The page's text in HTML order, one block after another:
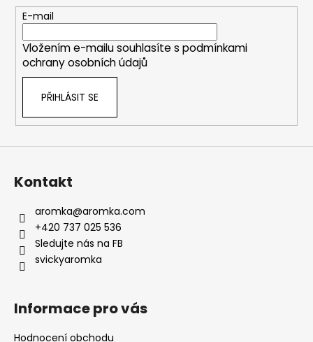
E-mail
Vložením e-mailu souhlasíte s podmínkami
ochrany osobních údajů
PŘIHLÁSIT SE
Kontakt
aromka@aromka.com
+420 737 025 536
Sledujte nás na FB
svickyaromka
Informace pro vás
Hodnocení obchodu